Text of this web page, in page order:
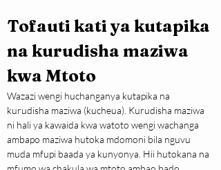
Tofauti kati ya kutapika
na kurudisha maziwa
kwa Mtoto
Wazazi wengi huchanganya kutapika na
kurudisha maziwa (kucheua). Kurudisha maziwa
ni hali ya kawaida kwa watoto wengi wachanga
ambapo maziwa hutoka mdomoni bila nguvu
muda mfupi baada ya kunyonya. Hii hutokana na